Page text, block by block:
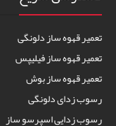
تعمیر قهوه ساز دلونگی
تعمیر قهوه ساز فیلیپس
تعمیر قهوه ساز بوش
رسوب زدای دلونگی
رسوب زدایی اسپرسو ساز